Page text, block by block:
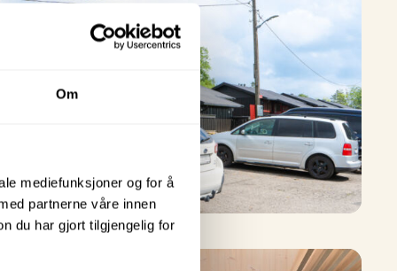
Om
mediefunksjoner og for å
partnerne våre innen
du har gjort tilgjengelig for